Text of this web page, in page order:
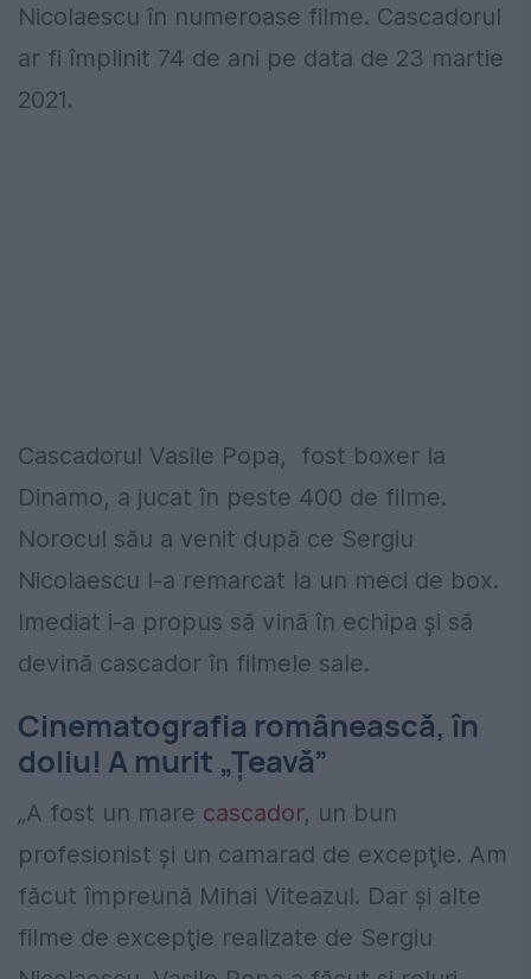
Nicolaescu în numeroase filme. Cascadorul
ar fi împlinit 74 de ani pe data de 23 martie
2021.
Cascadorul Vasile Popa, fost boxer la
Dinamo, a jucat în peste 400 de filme.
Norocul său a venit după ce Sergiu
Nicolaescu l-a remarcat la un meci de box.
Imediat i-a propus să vină în echipa şi să
devină cascador în filmele sale.
Cinematografia românească, în
doliu! A murit „Țeavă”
„A fost un mare cascador, un bun
profesionist şi un camarad de excepţie. Am
făcut împreună Mihai Viteazul. Dar şi alte
filme de excepţie realizate de Sergiu